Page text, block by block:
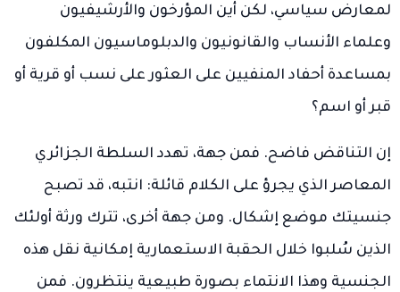
لمعارض سياسي، لكن أين المؤرخون والأرشيفيون
وعلماء الأنساب والقانونيون والدبلوماسيون المكلفون
بمساعدة أحفاد المنفيين على العثور على نسب أو قرية أو
قبر أو اسم؟
إن التناقض فاضح. فمن جهة، تهدد السلطة الجزائري
المعاصر الذي يجرؤ على الكلام قائلة: انتبه، قد تصبح
جنسيتك موضع إشكال. ومن جهة أخرى، تترك ورثة أولئك
الذين سُلبوا خلال الحقبة الاستعمارية إمكانية نقل هذه
الجنسية وهذا الانتماء بصورة طبيعية ينتظرون. فمن